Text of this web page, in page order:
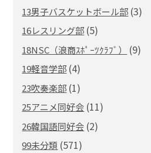
13男子バスケットボール部 (3)
16レスリング部 (5)
18NSC（浪商ｽﾎﾟｰﾂｸﾗﾌﾞ） (9)
19軽音学部 (4)
23吹奏楽部 (1)
25アニメ同好会 (11)
26韓国語同好会 (2)
99未分類 (571)